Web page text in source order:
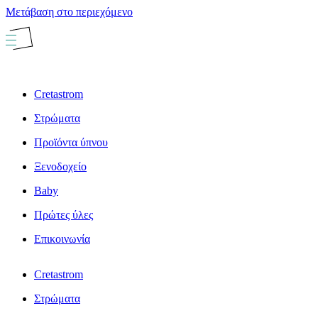
Μετάβαση στο περιεχόμενο
Cretastrom
Στρώματα
Προϊόντα ύπνου
Ξενοδοχείο
Baby
Πρώτες ύλες
Επικοινωνία
Cretastrom
Στρώματα